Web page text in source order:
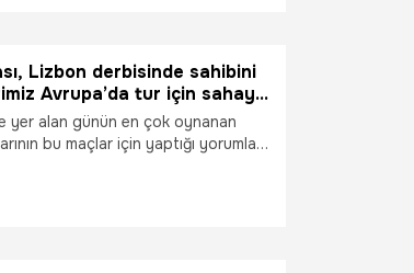
Lizbon derbisinde sahibini
Avrupa’da tur için sahaya
En Çok Oynanan
yer alan günün en çok oynanan
bu maçlar için yaptığı yorumları